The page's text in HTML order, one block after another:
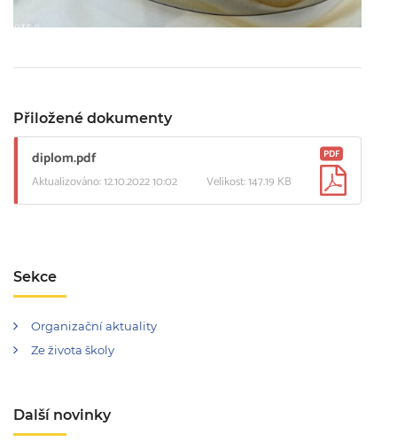
Přiložené dokumenty
diplom.pdf
Aktualizováno: 12.10.2022 10:02 Velikost: 147.19 KB
PDF
Sekce
Organizační aktuality
Ze života školy
Další novinky